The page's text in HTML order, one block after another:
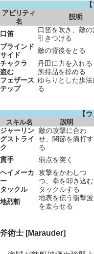
アビリティ
名
説明
口笛
口笛を吹き、敵の
引きつける
ブラインド
サイド
敵の背後をとる
チャクラ
丹田に力を入れる
盗む
所持品を掠める
フェザース
テップ
ゆらりとした歩法
る
【
スキル名
説明
ジャーリン
グストライ
ク
敵の攻撃に合わ
せ、関節を痛打す
る
貫手 弱点を突く
ヘイメーカ
ー
攻撃をかわしつ
つ、拳を叩き込む
タックル
タックルする
地烈斬
地表を伝う衝撃波
を走らせる
斧術士 [Marauder]